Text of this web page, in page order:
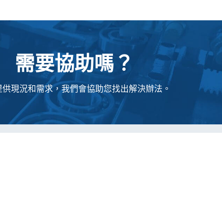
需要協助嗎？
供現況和需求，我們會協助您找出解決辦法。